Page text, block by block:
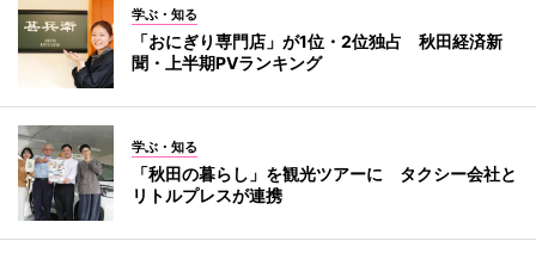
学ぶ・知る
「おにぎり専門店」が1位・2位独占 秋田経済新
聞・上半期PVランキング
学ぶ・知る
「秋田の暮らし」を観光ツアーに タクシー会社と
リトルプレスが連携